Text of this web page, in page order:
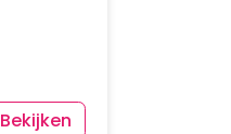
Bekijken